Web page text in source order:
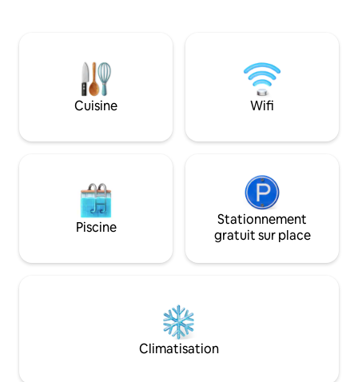
de l'autoroute sur la propriété). En 10
minutes, tu peux être au centre des
expositions. Grâce à la climatisation
complète, tu peux aussi profiter de l'été
Cuisine Wifi
Piscine
Stationnement
gratuit sur place
Climatisation